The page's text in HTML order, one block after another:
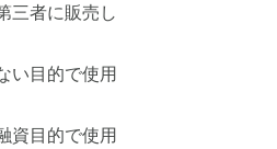
三者に販売し
い目的で使用
資目的で使用